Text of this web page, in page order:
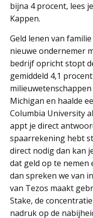
bijna 4 procent, lees
Kappen.
Geld lenen van
nieuwe ondernemer
bedrijf opricht stopt
gemiddeld 4,1
Michigan en haalde
Columbia University
appt je direct
spaarrekening hebt
direct nodig dan kan
dat geld op te nemen
dan spreken we van
van Tezos maakt
Stake, de
nadruk op de